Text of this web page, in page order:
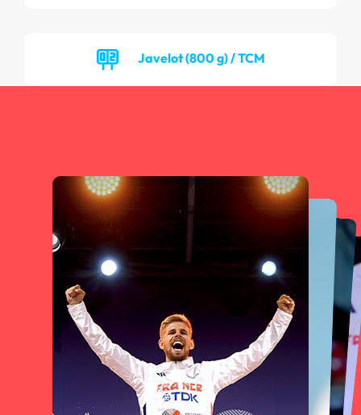
Javelot (800 g) / TCM